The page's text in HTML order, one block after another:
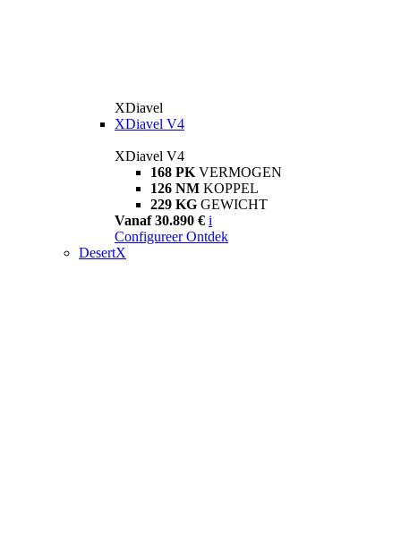
XDiavel
XDiavel V4
XDiavel V4
168 PK VERMOGEN
126 NM KOPPEL
229 KG GEWICHT
Vanaf 30.890 € i
Configureer Ontdek
DesertX